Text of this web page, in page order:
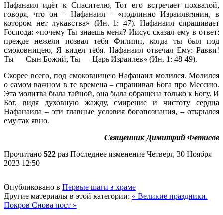
Нафанаил идёт к Спасителю, Тот его встречает похвалой,
говоря, что он – Нафанаил – «подлинно Израильтянин, в
котором нет лукавства» (Ин. 1: 47). Нафанаил спрашивает
Господа: «почему Ты знаешь меня? Иисус сказал ему в ответ:
прежде нежели позвал тебя Филипп, когда ты был под
смоковницею, Я видел тебя. Нафанаил отвечал Ему: Равви!
Ты — Сын Божий, Ты — Царь Израилев» (Ин. 1: 48-49).
Скорее всего, под смоковницею Нафанаил молился. Молился
о самом важном в те времена – спрашивал Бога про Мессию.
Эта молитва была тайной, она была обращена только к Богу. И
Бог, видя духовную жажду, смирение и чистоту сердца
Нафанаила – эти главные условия богопознания, – открылся
ему так явно.
Священник Димитрий Фетисов
Прочитано 522 раз Последнее изменение Четверг, 30 Ноября
2023 12:50
Опубликовано в Первые шаги в храме
Другие материалы в этой категории: « Великие праздники.
Покров Снова пост »